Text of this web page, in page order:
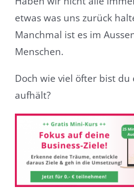
etwas was uns zurück
Manchmal ist es im
Menschen.
Doch wie viel öfter bist du
aufhält?